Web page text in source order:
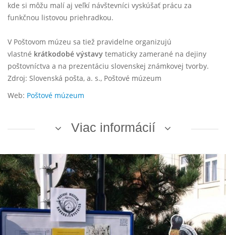
kde si môžu malí aj veľkí návštevníci vyskúšať prácu za
funkčnou listovou priehradkou.
V Poštovom múzeu sa tiež pravidelne organizujú
vlastné krátkodobé výstavy tematicky zamerané na dejiny
poštovníctva a na prezentáciu slovenskej známkovej tvorby.
Zdroj: Slovenská pošta, a. s., Poštové múzeum
Web: Poštové múzeum
Viac informácií